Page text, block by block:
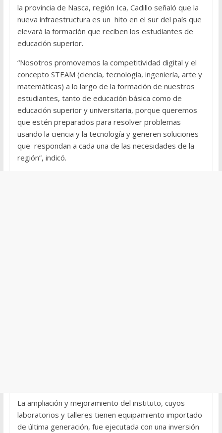
la provincia de Nasca, región Ica, Cadillo señaló que la
nueva infraestructura es un hito en el sur del país que
elevará la formación que reciben los estudiantes de
educación superior.
“Nosotros promovemos la competitividad digital y el
concepto STEAM (ciencia, tecnología, ingeniería, arte y
matemáticas) a lo largo de la formación de nuestros
estudiantes, tanto de educación básica como de
educación superior y universitaria, porque queremos
que estén preparados para resolver problemas
usando la ciencia y la tecnología y generen soluciones
que respondan a cada una de las necesidades de la
región”, indicó.
La ampliación y mejoramiento del instituto, cuyos
laboratorios y talleres tienen equipamiento importado
de última generación, fue ejecutada con una inversión